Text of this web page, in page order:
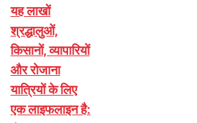
यह लाखों
श्रद्धालुओं,
किसानों, व्यापारियों
और रोजाना
यात्रियों के लिए
एक लाइफलाइन है: